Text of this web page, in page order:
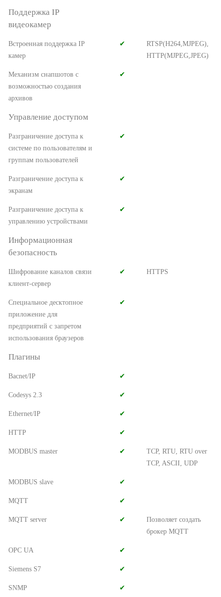
Поддержка IP
видеокамер
Встроенная поддержка IP
камер
✔︎
RTSP(H264,MJPEG),
HTTP(MJPEG,JPEG)
Механизм снапшотов с
возможностью создания
архивов
✔︎
Управление доступом
Разграничение доступа к
системе по пользователям и
группам пользователей
✔︎
Разграничение доступа к
экранам
✔︎
Разграничение доступа к
управлению устройствами
✔︎
Информационная
безопасность
Шифрование каналов связи
клиент-сервер
✔︎ HTTPS
Специальное десктопное
приложение для
предприятий с запретом
использования браузеров
✔︎
Плагины
Bacnet/IP ✔︎
Codesys 2.3 ✔︎
Ethernet/IP ✔︎
HTTP ✔︎
MODBUS master ✔︎
TCP, RTU, RTU over
TCP, ASCII, UDP
MODBUS slave ✔︎
MQTT ✔︎
MQTT server ✔︎
Позволяет создать
брокер MQTT
OPC UA ✔︎
Siemens S7 ✔︎
SNMP ✔︎